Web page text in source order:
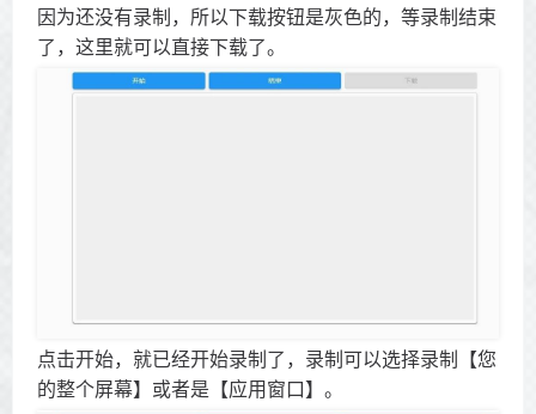
因为还没有录制，所以下载按钮是灰色的，等录制结束
了，这里就可以直接下载了。
点击开始，就已经开始录制了，录制可以选择录制【您
的整个屏幕】或者是【应用窗口】。